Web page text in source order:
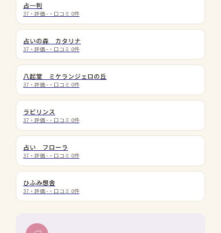
占一判
37 ・評価 - ・口コミ 0件
占いの森 カタリナ
37 ・評価 - ・口コミ 0件
八起堂 ミケランジェロの丘
37 ・評価 - ・口コミ 0件
ラビリンス
37 ・評価 - ・口コミ 0件
占い フローラ
37 ・評価 - ・口コミ 0件
ひふみ想舎
37 ・評価 - ・口コミ 0件